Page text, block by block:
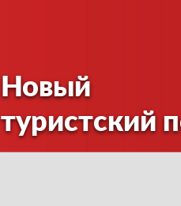
Новый
туристский